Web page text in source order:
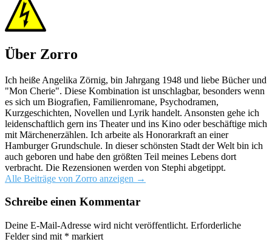
Über Zorro
Ich heiße Angelika Zörnig, bin Jahrgang 1948 und liebe Bücher und
"Mon Cherie". Diese Kombination ist unschlagbar, besonders wenn
es sich um Biografien, Familienromane, Psychodramen,
Kurzgeschichten, Novellen und Lyrik handelt. Ansonsten gehe ich
leidenschaftlich gern ins Theater und ins Kino oder beschäftige mich
mit Märchenerzählen. Ich arbeite als Honorarkraft an einer
Hamburger Grundschule. In dieser schönsten Stadt der Welt bin ich
auch geboren und habe den größten Teil meines Lebens dort
verbracht. Die Rezensionen werden von Stephi abgetippt.
Alle Beiträge von Zorro anzeigen →
Schreibe einen Kommentar
Deine E-Mail-Adresse wird nicht veröffentlicht. Erforderliche
Felder sind mit * markiert